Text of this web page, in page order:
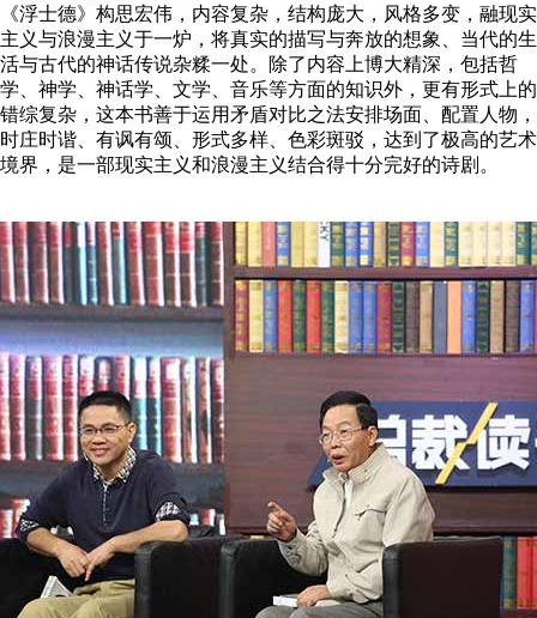
《浮士德》构思宏伟，内容复杂，结构庞大，风格多变，融现实
主义与浪漫主义于一炉，将真实的描写与奔放的想象、当代的生
活与古代的神话传说杂糅一处。除了内容上博大精深，包括哲
学、神学、神话学、文学、音乐等方面的知识外，更有形式上的
错综复杂，这本书善于运用矛盾对比之法安排场面、配置人物，
时庄时谐、有讽有颂、形式多样、色彩斑驳，达到了极高的艺术
境界，是一部现实主义和浪漫主义结合得十分完好的诗剧。